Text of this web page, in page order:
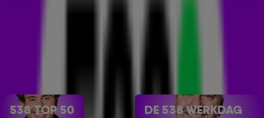
538 TOP 50
DE 538 WERKDAG